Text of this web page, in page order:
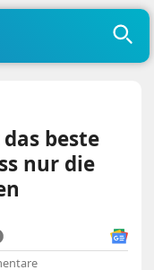
beste
nur die